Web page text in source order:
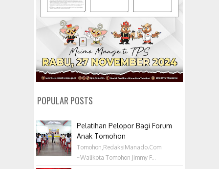
POPULAR POSTS
Pelatihan Pelopor Bagi Forum
Anak Tomohon
Tomohon,RedaksiManado.Com
~Walikota Tomohon Jimmy F...